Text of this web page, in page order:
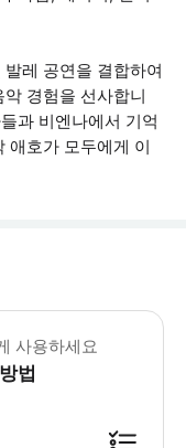
레 공연을 결합하여
경험을 선사합니
과 비엔나에서 기억
애호가 모두에게 이
르크 오케스트라의 콘서
사용하세요
법